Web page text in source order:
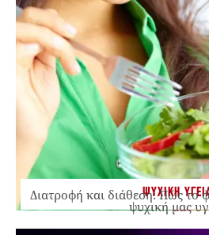
ΨΥΧΙΚΗ
Διατροφή και διάθεση: Πώς το
ψυχική μας